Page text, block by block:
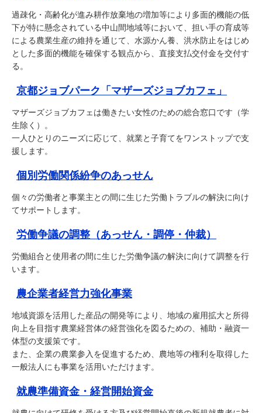
過疎化・高齢化が進み耕作放棄地の増加等により多面的機能の低
下が特に懸念されている中山間地域等において、担い手の育成等
による農業生産の維持を通じて、水源かん養、洪水防止をはじめ
とした多面的機能を確保する観点から、直接支払交付金を交付す
る。
京都ジョブパーク「マザーズジョブカフェ」
マザーズジョブカフェは働きたい女性のための総合窓口です（学
生除く）。
一人ひとりのニーズに応じて、就業と子育てをワンストップで支
援します。
個別労働関係紛争のあっせん
個々の労働者と事業主との間に生じた労働トラブルの解決に向け
てサポートします。
労働争議の調整（あっせん・調停・仲裁）
労働組合と使用者の間に生じた労働争議の解決に向けて調整を行
います。
農企業者経営力強化事業
地域資源を活用した産品の開発等により、地域の雇用拡大と所得
向上を目指す農業経営体の経営強化を図るための、補助・融資一
体型の支援策です。
また、企業の農業参入を促進するため、農地等の権利を取得した
一般法人にも事業を活用いただけます。
就農準備資金・経営開始資金